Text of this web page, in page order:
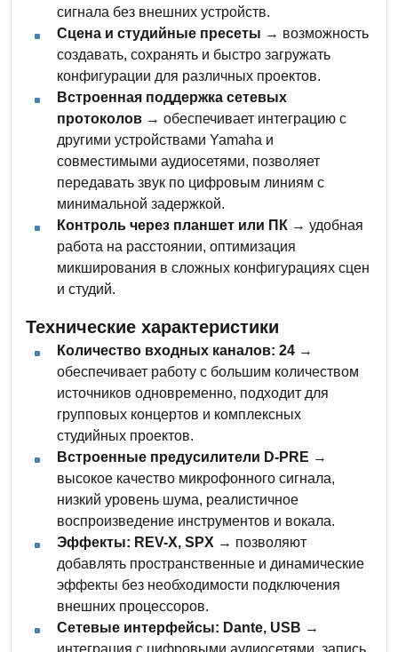
сигнала без внешних устройств.
Сцена и студийные пресеты → возможность
создавать, сохранять и быстро загружать
конфигурации для различных проектов.
Встроенная поддержка сетевых
протоколов → обеспечивает интеграцию с
другими устройствами Yamaha и
совместимыми аудиосетями, позволяет
передавать звук по цифровым линиям с
минимальной задержкой.
Контроль через планшет или ПК → удобная
работа на расстоянии, оптимизация
микширования в сложных конфигурациях сцен
и студий.
Технические характеристики
Количество входных каналов: 24 →
обеспечивает работу с большим количеством
источников одновременно, подходит для
групповых концертов и комплексных
студийных проектов.
Встроенные предусилители D-PRE →
высокое качество микрофонного сигнала,
низкий уровень шума, реалистичное
воспроизведение инструментов и вокала.
Эффекты: REV-X, SPX → позволяют
добавлять пространственные и динамические
эффекты без необходимости подключения
внешних процессоров.
Сетевые интерфейсы: Dante, USB →